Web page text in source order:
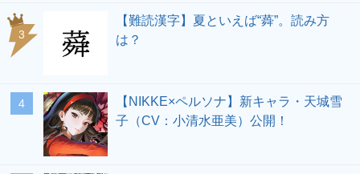
3
【難読漢字】夏といえば“蕣”。読み方
は？
4
【NIKKE×ペルソナ】新キャラ・天城雪
子（CV：小清水亜美）公開！